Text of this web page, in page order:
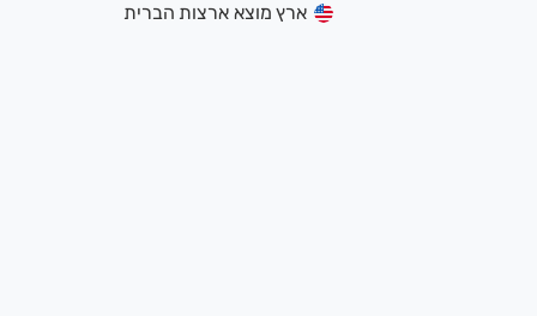
ארץ מוצא ארצות הברית